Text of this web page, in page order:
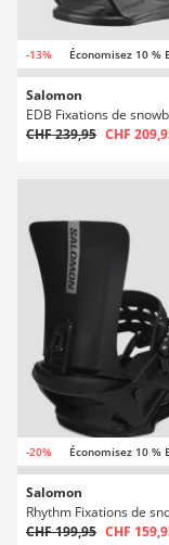
-13% Économisez 10 %
Salomon
EDB Fixations de
CHF 239,95 CHF
-20% Économisez 10 %
Salomon
Rhythm Fixations de
CHF 199,95 CHF